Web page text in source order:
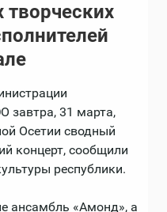
завтра, 31 марта,
Осетии сводный
концерт, сообщили
республики.
ансамбль «Амонд», а